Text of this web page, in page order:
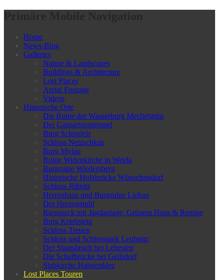
Home
News-Blog
Galleries
Nature & Landscapes
Buildings & Architecture
Lost Places
Aerial Footage
Videos
Historische Orte
Die Ruine der Wasserburg Mechelgrün
Der Gasparinentempel
Burg Schönfels
Schloss Netzschkau
Burg Mylau
Ruine Widenkirche in Weida
Burgruine Wiedersberg
Historische Holzbrücke Wünschendorf
Schloss Jößnitz
Herrenhaus und Burgruine Liebau
Der Herzogstuhl
Rieseneck mit Jagdanlage, Grünem Haus & Remise
Burg Kriebstein
Schloss Treuen
Schloss und Schlosspark Leubnitz
Der Staatsbruch bei Lehesten
Die Schafbrücke bei Geilsdorf
Stabkirche Hahnenklee
Lost Places Touren